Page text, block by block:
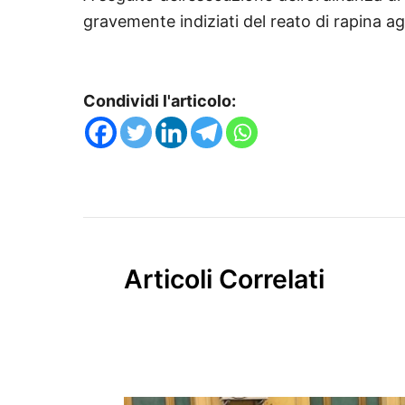
gravemente indiziati del reato di rapina
Condividi l'articolo:
Articoli Correlati